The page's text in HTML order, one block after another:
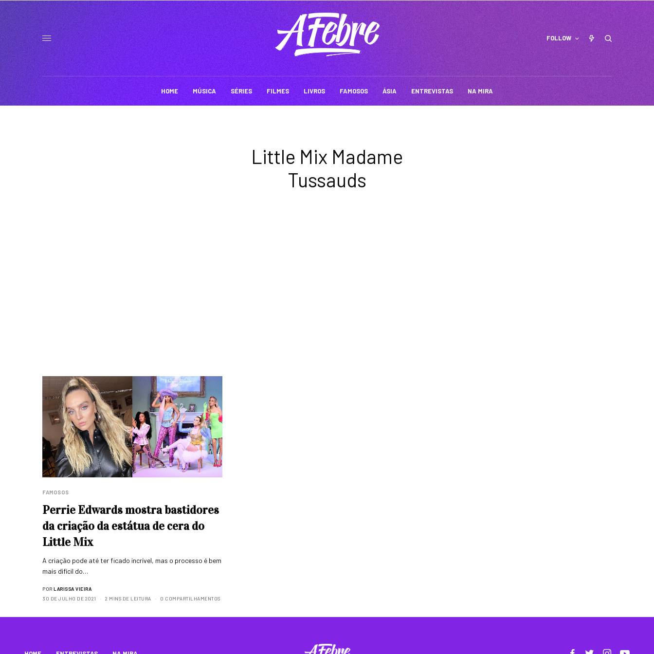
FOLLOW
HOME MÚSICA SÉRIES FILMES LIVROS FAMOSOS ÁSIA ENTREVISTAS NA MIRA
Little Mix Madame
Tussauds
FAMOSOS
Perrie Edwards mostra bastidores
da criação da estátua de cera do
Little Mix
A criação pode até ter ficado incrível, mas o processo é bem
mais difícil do…
POR LARISSA VIEIRA
30 DE JULHO DE 2021
2 MINS DE LEITURA 0 COMPARTILHAMENTOS